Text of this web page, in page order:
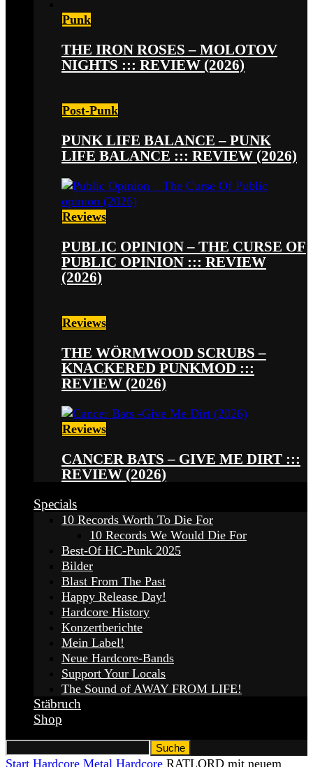
Punk
THE IRON ROSES – MOLOTOV
NIGHTS ::: REVIEW (2026)
Post-Punk
PUNK LIFE BALANCE – PUNK
LIFE BALANCE ::: REVIEW (2026)
Reviews
PUBLIC OPINION – THE CURSE OF
PUBLIC OPINION ::: REVIEW
(2026)
Reviews
THE WÖRMWOOD SCRUBS –
KNACKERED PUNKMOD :::
REVIEW (2026)
Reviews
CANCER BATS – GIVE ME DIRT :::
REVIEW (2026)
Specials
10 Records Worth To Die For
10 Records We Would Die For
Best-Of HC-Punk 2025
Bilder
Blast From The Past
Happy Release Day!
Hardcore History
Konzertberichte
Mein Label!
Neue Hardcore-Bands
Support Your Locals
The Sound of AWAY FROM LIFE!
Stäbruch
Shop
Start Hardcore Metal Hardcore RATLORD mit neuem